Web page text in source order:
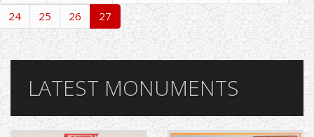
24
25 26 27
LATEST MONUMENTS